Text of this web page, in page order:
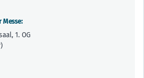
1. OG